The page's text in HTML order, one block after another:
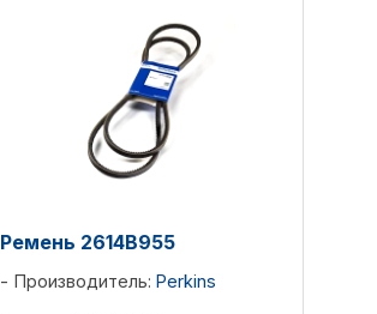
Ремень 2614B955
Производитель: Perkins